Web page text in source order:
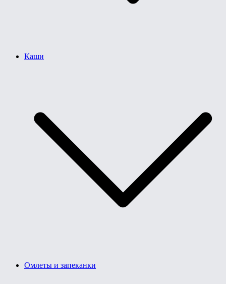
Каши
Омлеты и запеканки